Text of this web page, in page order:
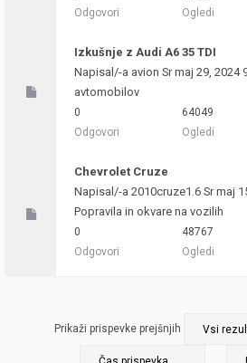
Odgovori
Ogledi
Izkušnje z Audi A6 35 TDI
Napisal/-a avion Sr maj 29, 2024
avtomobilov
0
Odgovori
64049
Ogledi
Chevrolet Cruze
Napisal/-a 2010cruze1.6 Sr maj
Popravila in okvare na vozilih
0
Odgovori
48767
Ogledi
Prikaži prispevke prejšnjih